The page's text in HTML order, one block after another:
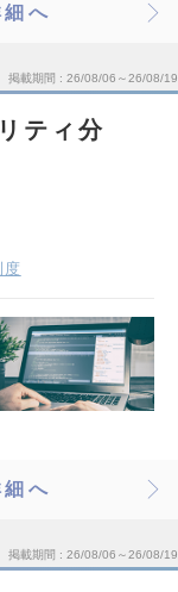
細へ
掲載期間 26/08/06～26/08/19
ティ分
度
細へ
掲載期間 26/08/06～26/08/19